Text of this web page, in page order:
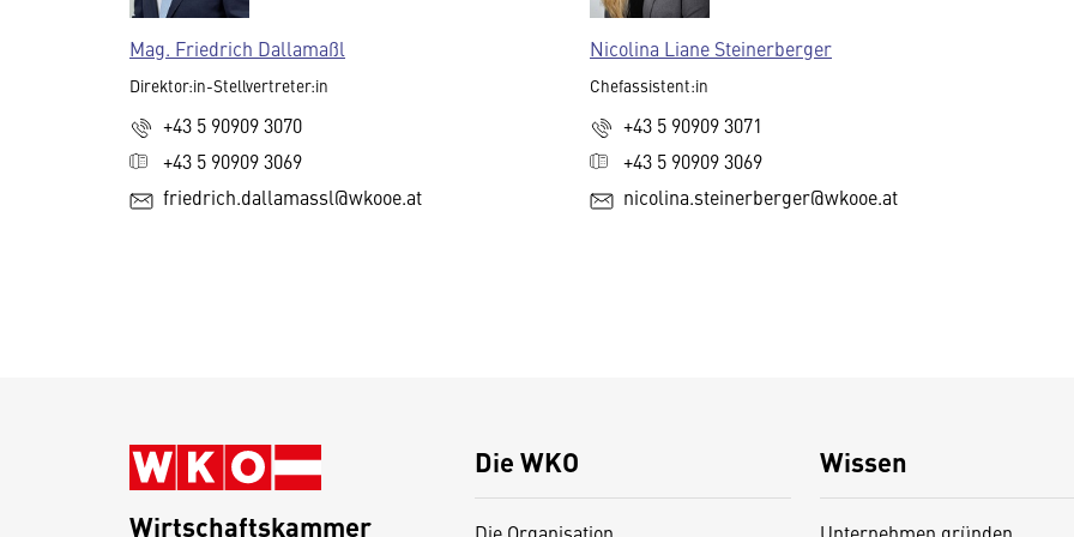
Mag. Friedrich Dallamaßl
Direktor:in-Stellvertreter:in
+43 5 90909 3070
+43 5 90909 3069
friedrich.dallamassl@wkooe.at
Nicolina Liane Steinerberger
Chefassistent:in
+43 5 90909 3071
+43 5 90909 3069
nicolina.steinerberger@wkooe.at
Die WKO
Die Organisation
Wissen
Unternehmen gründen
Wirtschaftskammer